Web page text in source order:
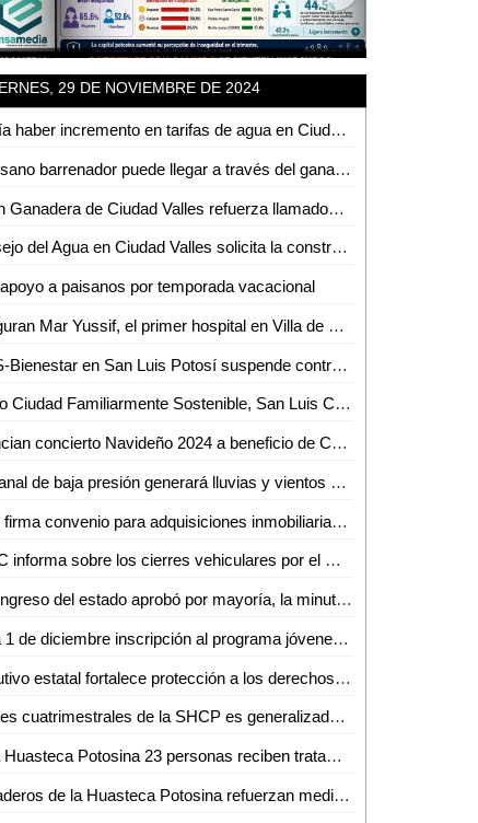
29 DE NOVIEMBRE DE 2024
Podría haber incremento en tarifas de agua en Ciudad Valles; DAPAS evalúa ajuste
El gusano barrenador puede llegar a través del ganado y animales domésticos a SLP
Unión Ganadera de Ciudad Valles refuerza llamados a la regularización del ganado
Consejo del Agua en Ciudad Valles solicita la construcción de una presa a Claudia Sheinbaum
a paisanos por temporada vacacional
Inauguran Mar Yussif, el primer hospital en Villa de Reyes
IMSS-Bienestar en San Luis Potosí suspende contratos para personal eventual a partir de diciembre
Como Ciudad Familiarmente Sostenible, San Luis Capital es un referente internacional
Anuncian concierto Navideño 2024 a beneficio de Cáritas Ciudad Valles
Un canal de baja presión generará lluvias y vientos con rachas fuertes durante el fin de semana para el estado de San Luis Potosí
Sefin firma convenio para adquisiciones inmobiliarias en municipios
SSPC informa sobre los cierres vehiculares por el Gran Fondo Nairo 2024
El congreso del estado aprobó por mayoría, la minuta de reforma constitucional federal, en materia de simplificación orgánica
Inicia 1 de diciembre inscripción al programa jóvenes construyendo el futuro 2025: presidenta Claudia Sheinbaum; habrá 90 mil nuevos beneficiarios
Ejecutivo estatal fortalece protección a los derechos de la niñez y adolescencia
Ajustes cuatrimestrales de la SHCP es generalizado en el país; se utilizan fórmulas de distribución de la ley de coordinación fiscal
En la Huasteca Potosina 23 personas reciben tratamiento por VIH
Ganaderos de la Huasteca Potosina refuerzan medidas contra plaga del gusano barrenador